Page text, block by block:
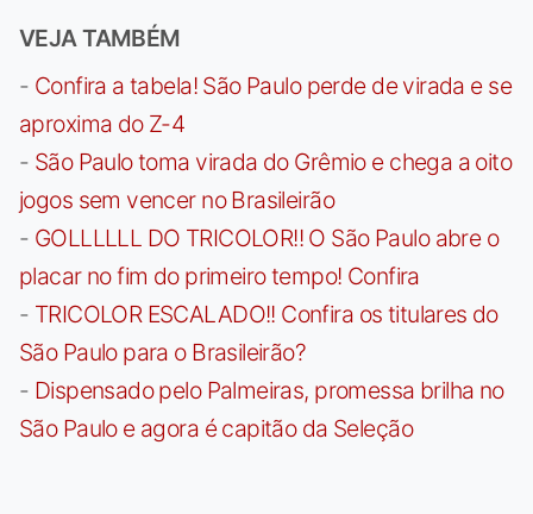
VEJA TAMBÉM
- Confira a tabela! São Paulo perde de virada e se
aproxima do Z-4
- São Paulo toma virada do Grêmio e chega a oito
jogos sem vencer no Brasileirão
- GOLLLLLL DO TRICOLOR!! O São Paulo abre o
placar no fim do primeiro tempo! Confira
- TRICOLOR ESCALADO!! Confira os titulares do
São Paulo para o Brasileirão?
- Dispensado pelo Palmeiras, promessa brilha no
São Paulo e agora é capitão da Seleção